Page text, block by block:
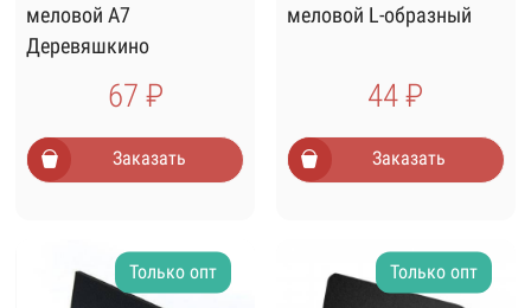
меловой А7
Деревяшкино
67 ₽
Заказать
меловой L-образный
44 ₽
Заказать
Только опт Только опт